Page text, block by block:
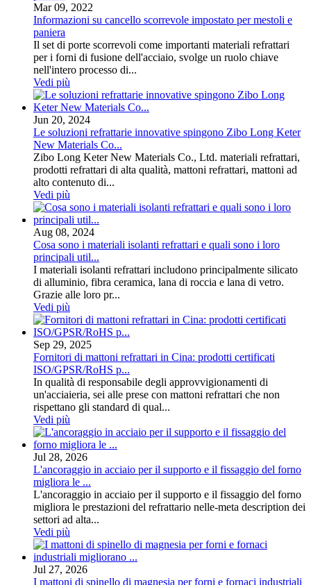
Mar 09, 2022
Informazioni su cancello scorrevole impostato per mestoli e
paniera
Il set di porte scorrevoli come importanti materiali refrattari
per i forni di fusione dell'acciaio, svolge un ruolo chiave
nell'intero processo di...
Vedi più
Jun 20, 2024
Le soluzioni refrattarie innovative spingono Zibo Long Keter
New Materials Co...
Zibo Long Keter New Materials Co., Ltd. materiali refrattari,
prodotti refrattari di alta qualità, mattoni refrattari, mattoni ad
alto contenuto di...
Vedi più
Aug 08, 2024
Cosa sono i materiali isolanti refrattari e quali sono i loro
principali util...
I materiali isolanti refrattari includono principalmente silicato
di alluminio, fibra ceramica, lana di roccia e lana di vetro.
Grazie alle loro pr...
Vedi più
Sep 29, 2025
Fornitori di mattoni refrattari in Cina: prodotti certificati
ISO/GPSR/RoHS p...
In qualità di responsabile degli approvvigionamenti di
un'acciaieria, sei alle prese con mattoni refrattari che non
rispettano gli standard di qual...
Vedi più
Jul 28, 2026
L'ancoraggio in acciaio per il supporto e il fissaggio del forno
migliora le ...
L'ancoraggio in acciaio per il supporto e il fissaggio del forno
migliora le prestazioni del refrattario nelle-meta description dei
settori ad alta...
Vedi più
Jul 27, 2026
I mattoni di spinello di magnesia per forni e fornaci industriali